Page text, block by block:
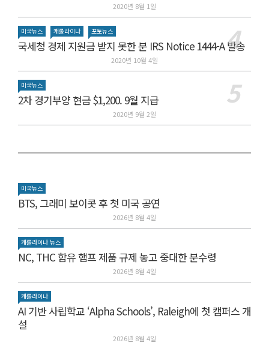
2020년 8월 1일
미국뉴스 캐롤라이나 포토뉴스
국세청 경제 지원금 받지 못한 분 IRS Notice 1444-A 발송
2020년 10월 4일
미국뉴스
2차 경기부양 현금 $1,200. 9월 지급
2020년 9월 2일
미국뉴스
BTS, 그래미 보이콧 후 첫 미국 공연
2026년 8월 4일
캐롤라이나 뉴스
NC, THC 함유 햄프 제품 규제 놓고 중대한 분수령
2026년 8월 4일
캐롤라이나
AI 기반 사립학교 ‘Alpha Schools’, Raleigh에 첫 캠퍼스 개
설
2026년 8월 4일